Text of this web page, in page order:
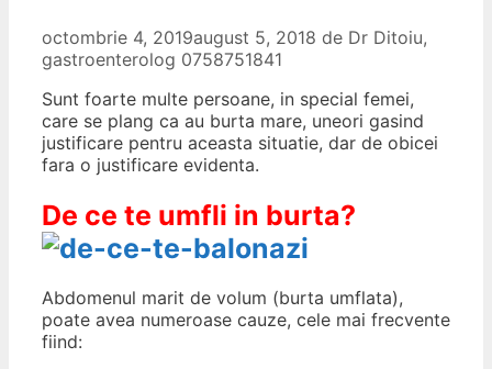
octombrie 4, 2019august 5, 2018 de Dr Ditoiu,
gastroenterolog 0758751841
Sunt foarte multe persoane, in special femei,
care se plang ca au burta mare, uneori gasind
justificare pentru aceasta situatie, dar de obicei
fara o justificare evidenta.
De ce te umfli in burta?
Abdomenul marit de volum (burta umflata),
poate avea numeroase cauze, cele mai frecvente
fiind: